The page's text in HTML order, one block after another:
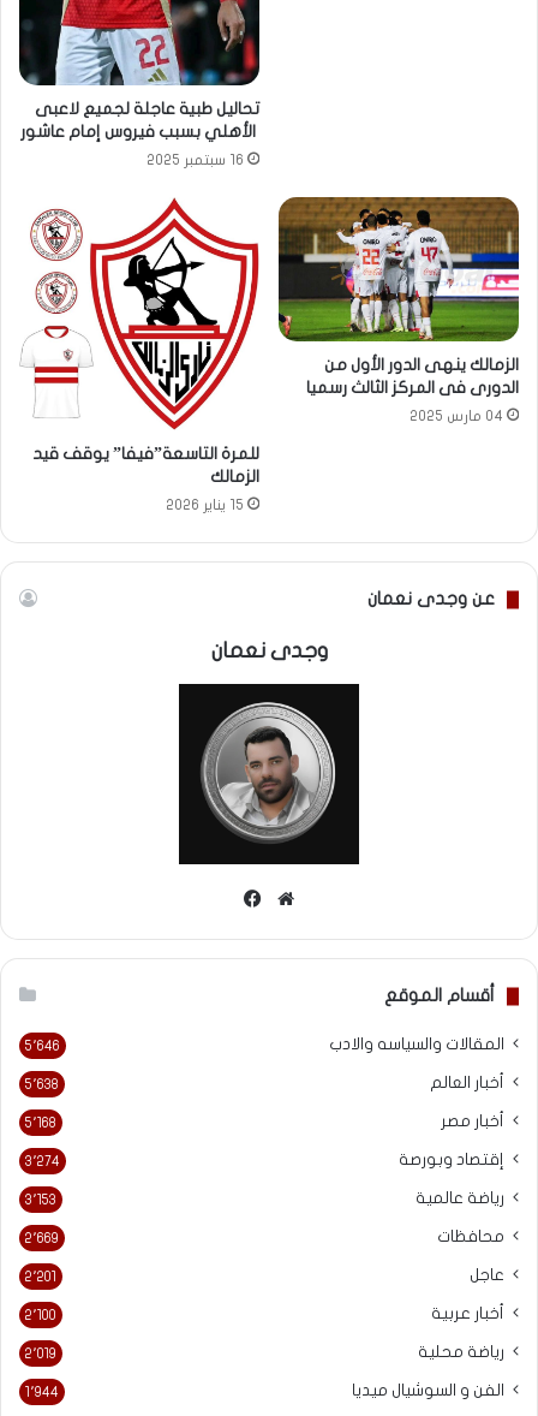
تحاليل طبية عاجلة لجميع لاعبى
الأهلي بسبب فيروس إمام عاشور
16 سبتمبر 2025
الزمالك ينهى الدور الأول من
الدورى فى المركز الثالث رسميا
04 مارس 2025
للمرة التاسعة”فيفا” يوقف قيد
الزمالك
15 يناير 2026
عن وجدى نعمان
وجدى نعمان
موقع
أقسام الموقع
المقالات والسياسه والادب 5٬646
أخبار العالم 5٬638
أخبار مصر 5٬168
إقتصاد وبورصة 3٬274
رياضة عالمية 3٬153
محافظات 2٬669
عاجل 2٬201
أخبار عربية 2٬100
رياضة محلية 2٬019
الفن و السوشيال ميديا 1٬944